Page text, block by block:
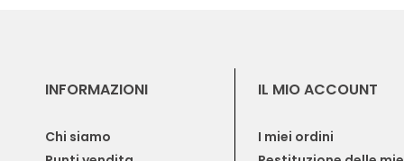
INFORMAZIONI
Chi siamo
IL MIO ACCOUNT
I miei ordini